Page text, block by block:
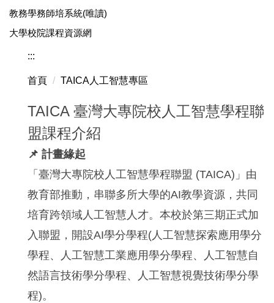
教務學務師培系統(唯讀)
大學校院課程資源網
:::
首頁 TAICA人工智慧專區
TAICA 臺灣大專院校人工智慧學程聯
盟課程介紹
📌 計畫緣起
「臺灣大專院校人工智慧學程聯盟 (TAICA)」由
教育部推動，串聯多所大學的AI教學資源，共同
培育跨領域人工智慧人才。本校於第三期正式加
入聯盟，開設AI學分學程(人工智慧探索應用學分
學程、人工智慧工業應用學分學程、人工智慧自
然語言技術學分學程、人工智慧視覺技術學分學
程)。